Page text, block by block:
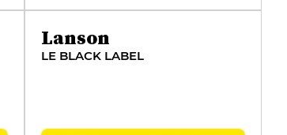
Lanson
LE BLACK LABEL